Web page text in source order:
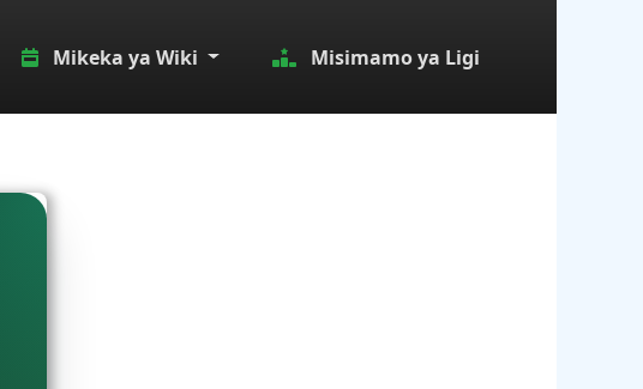
Mikeka ya Wiki Misimamo ya Ligi